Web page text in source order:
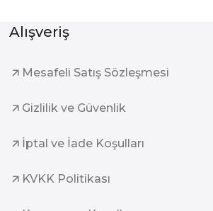
Alışveriş
Mesafeli Satış Sözleşmesi
Gizlilik ve Güvenlik
İptal ve İade Koşulları
KVKK Politikası